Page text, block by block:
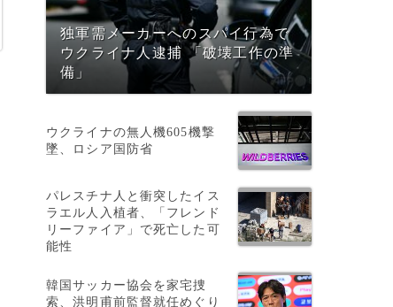
独軍需メーカーへのスパイ行為で
ウクライナ人逮捕 「破壊工作の準
備」
ウクライナの無人機605機撃
墜、ロシア国防省
パレスチナ人と衝突したイス
ラエル人入植者、「フレンド
リーファイア」で死亡した可
能性
韓国サッカー協会を家宅捜
索、洪明甫前監督就任めぐり